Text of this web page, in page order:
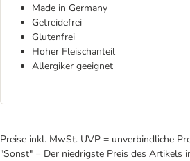
Made in Germany
Getreidefrei
Glutenfrei
Hoher Fleischanteil
Allergiker geeignet
Preise inkl. MwSt. UVP = unverbindliche
"Sonst" = Der niedrigste Preis des Artikels